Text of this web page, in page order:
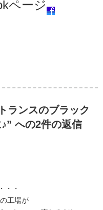
ページ
ランスのブラック
への2件の返信
・・
工場が